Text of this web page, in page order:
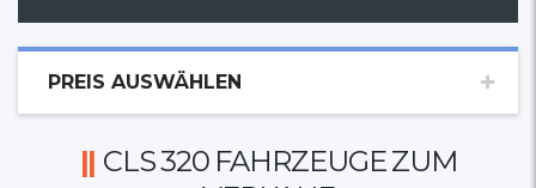
PREIS AUSWÄHLEN
CLS 320 FAHRZEUGE ZUM